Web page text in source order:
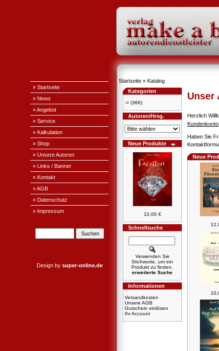
» Startseite
» News
» Angebot
» Service
» Kalkulation
» Shop
» Unsere Autoren
» Links / Banner
» Kontakt
» AGB
» Datenschutz
» Impressum
Design by super-online.de
Startseite » Katalog
Kategorien
-> (366)
Autoren/Hrsg.
Neue Produkte
10,00 €
Schnellsuche
Verwenden Sie
Stichworte, um ein
Produkt zu finden.
erweiterte Suche
Informationen
Versandkosten
Unsere AGB
Gutschein einlösen
Ihr Account
Unser
Herzlich
Kundenkonto
Haben Sie
Neue